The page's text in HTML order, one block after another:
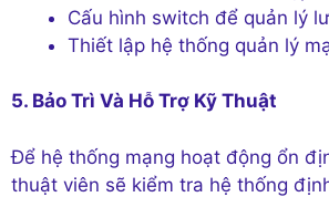
Cấu hình switch để quản lý
Thiết lập hệ thống quản lý
5. Bảo Trì Và Hỗ Trợ Kỹ Thuật
Để hệ thống mạng hoạt động ổn
thuật viên sẽ kiểm tra hệ thống